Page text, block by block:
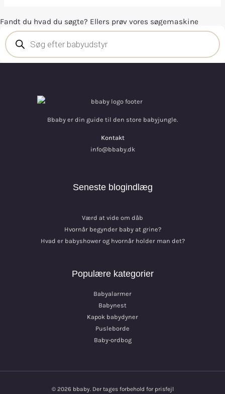
Fandt du hvad du søgte? Ellers prøv vores søgemaskine
Bbaby er din guide til den store babyjungle.
Kontakt
info@bbaby.dk
Seneste blogindlæg
Værd at vide om dåb
Hvornår begynder baby at grine?
Hvad er babyshower og hvornår holder man det?
Populære kategorier
Babyalarmer
Babynest
Kapok babydyner
Pusleborde
Baby-ordbog
© 2026 bbaby. Der tages forbehold for prisfejl